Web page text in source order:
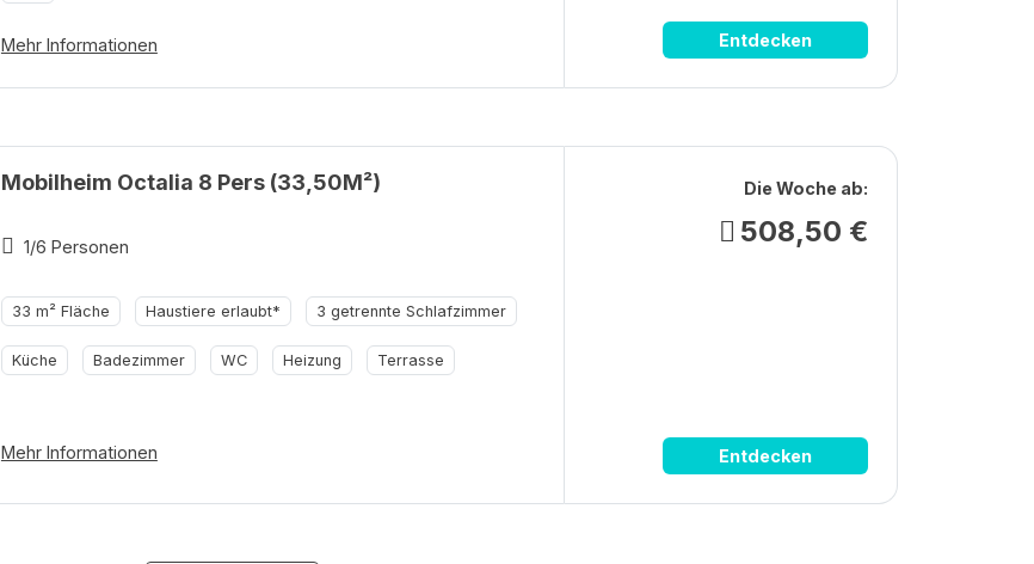
Mehr Informationen Entdecken
Mobilheim Octalia 8 Pers (33,50M²)
1/6 Personen
33 m² Fläche Haustiere erlaubt* 3 getrennte Schlafzimmer
Küche Badezimmer WC Heizung Terrasse
Mehr Informationen
Die Woche ab:
508,50 €
Entdecken